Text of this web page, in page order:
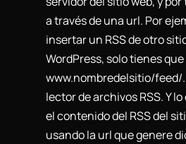
a través de una url. Por
insertar un RSS de otro
WordPress, solo tienes
www.nombredelsitio/feed/
lector de archivos RSS. Y
el contenido del RSS del
usando la url que genere